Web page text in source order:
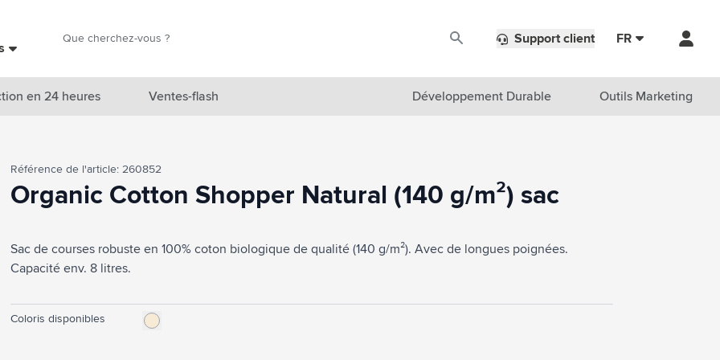
Marques
Accessoires boissons
Sacs & Voyage
Cuisiner & Vivre
Produits de soin
Support client FR
en 24 heures Ventes-flash Développement Durable Outils Marketing
Référence de l'article: 260852
Organic Cotton Shopper Natural (140 g/m²) sac
Sac de courses robuste en 100% coton biologique de qualité (140 g/m²). Avec de longues poignées.
Capacité env. 8 litres.
Coloris disponibles